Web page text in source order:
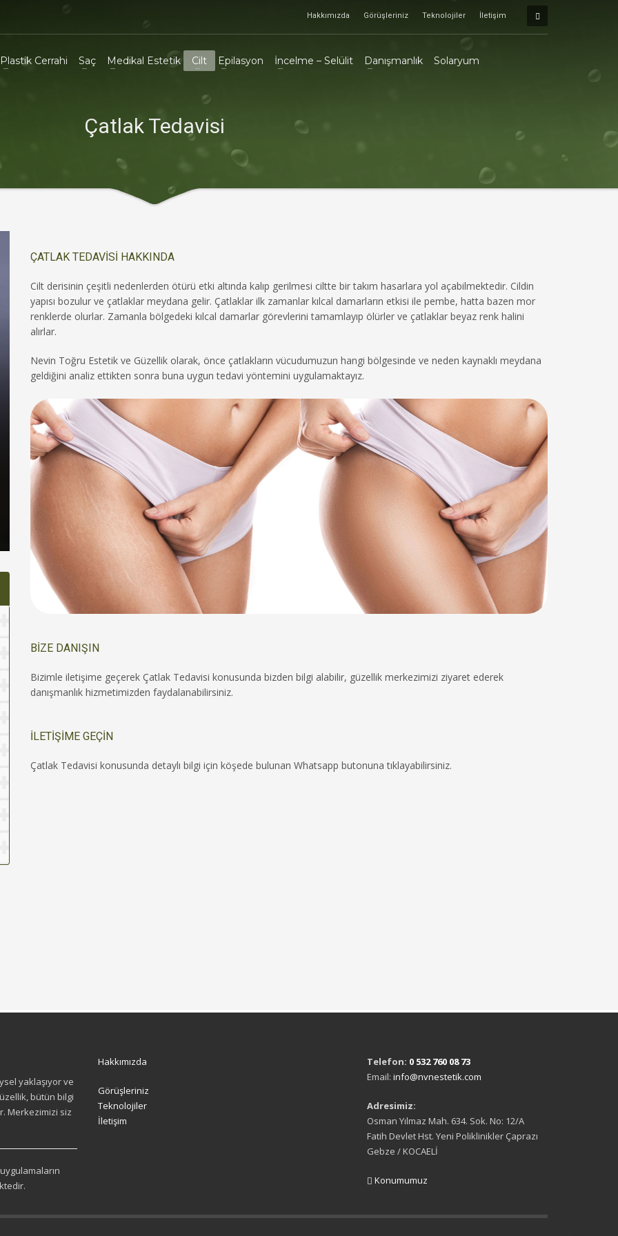
Hakkımızda Görüşleriniz Teknolojiler İletişim
Plastik Cerrahi Saç Medikal Estetik Cilt Epilasyon İncelme – Selülit Danışmanlık Solaryum
Çatlak Tedavisi
ÇATLAK TEDAVİSİ HAKKINDA
Cilt derisinin çeşitli nedenlerden ötürü etki altında kalıp gerilmesi ciltte bir takım hasarlara yol açabilmektedir. Cildin
yapısı bozulur ve çatlaklar meydana gelir. Çatlaklar ilk zamanlar kılcal damarların etkisi ile pembe, hatta bazen mor
renklerde olurlar. Zamanla bölgedeki kılcal damarlar görevlerini tamamlayıp ölürler ve çatlaklar beyaz renk halini
alırlar.
Nevin Toğru Estetik ve Güzellik olarak, önce çatlakların vücudumuzun hangi bölgesinde ve neden kaynaklı meydana
geldiğini analiz ettikten sonra buna uygun tedavi yöntemini uygulamaktayız.
BİZE DANIŞIN
Bizimle iletişime geçerek Çatlak Tedavisi konusunda bizden bilgi alabilir, güzellik merkezimizi ziyaret ederek
danışmanlık hizmetimizden faydalanabilirsiniz.
İLETİŞİME GEÇİN
Çatlak Tedavisi konusunda detaylı bilgi için köşede bulunan Whatsapp butonuna tıklayabilirsiniz.
yaklaşıyor ve
bütün bilgi
Merkezimizi siz
Hakkımızda
Görüşleriniz
Teknolojiler
İletişim
Telefon: 0 532 760 08 73
Email: info@nvnestetik.com
Adresimiz:
Osman Yılmaz Mah. 634. Sok. No: 12/A
Fatih Devlet Hst. Yeni Poliklinikler Çaprazı
Gebze / KOCAELİ
Konumumuz